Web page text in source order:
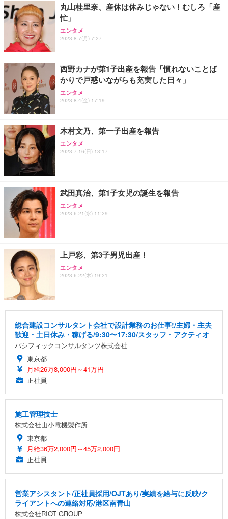
丸山桂里奈、産休は休みじゃない！むしろ「産
忙」
エンタメ
2023.8.7(月) 7:27
西野カナが第1子出産を報告「慣れないことば
かりで戸惑いながらも充実した日々」
エンタメ
2023.8.4(金) 17:19
木村文乃、第一子出産を報告
エンタメ
2023.7.16(日) 13:17
武田真治、第1子女児の誕生を報告
エンタメ
2023.6.21(水) 11:29
上戸彩、第3子男児出産！
エンタメ
2023.6.22(木) 19:21
総合建設コンサルタント会社で設計業務のお仕事!/主婦・主夫
歓迎・土日休み・稼げる/9:30〜17:30/スタッフ・アクティオ
パシフィックコンサルタンツ株式会社
東京都
月給26万8,000円～41万円
正社員
施工管理技士
株式会社山小電機製作所
東京都
月給36万2,000円～45万2,000円
正社員
営業アシスタント/正社員採用/OJTあり/実績を給与に反映/ク
ライアントへの連絡対応/港区南青山
株式会社RIOT GROUP